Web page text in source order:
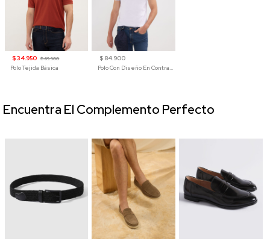
$ 34.950 $ 69.900
Polo Tejida Básica
$ 84.900
Polo Con Diseño En Contraste
Encuentra El Complemento Perfecto